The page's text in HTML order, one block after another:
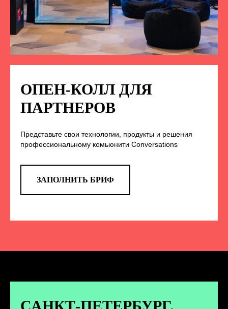
ОПЕН-КОЛЛ ДЛЯ
ПАРТНЕРОВ
Представьте свои технологии, продукты и решения
профессиональному комьюнити Conversations
ЗАПОЛНИТЬ БРИФ
НА НАС В СОЦСЕТЯХ
TELEGRAM
анонс новых спикеров и другие
новости конференции